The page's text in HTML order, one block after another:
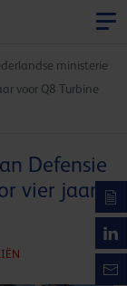
ministerie
voor Q8 Turbine
Defensie
vier jaar